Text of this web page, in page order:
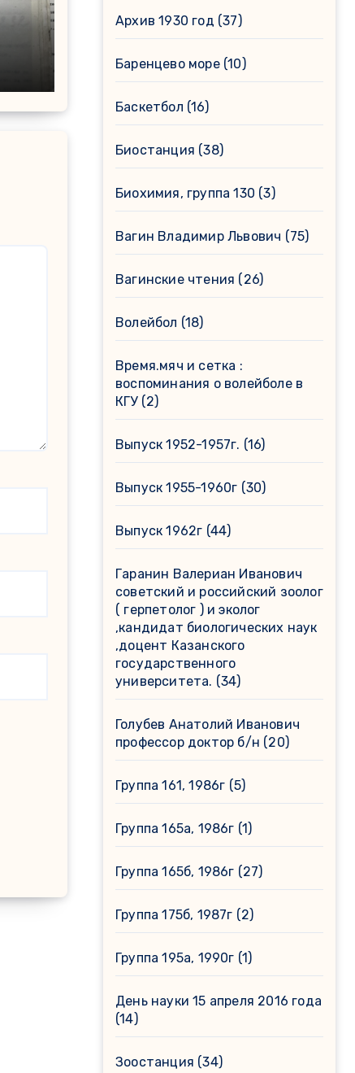
Архив 1930 год (37)
Баренцево море(10)
Баскетбол (16)
Биостанция (38)
Биохимия, группа 130 (3)
Вагин Владимир Львович (75)
Вагинские чтения (26)
Волейбол (18)
Время.мяч и сетка :
воспоминания о волейболе в
КГУ(2)
Выпуск 1952-1957г. (16)
Выпуск 1955-1960г (30)
Выпуск 1962г (44)
Гаранин Валериан Иванович
советский и российский зоолог
( герпетолог ) и эколог
,кандидат биологических наук
,доцент Казанского
государственного
университета. (34)
Голубев Анатолий Иванович
профессор доктор б/н (20)
Группа 161, 1986г (5)
Группа 165а, 1986г (1)
Группа 165б, 1986г (27)
Группа 175б, 1987г (2)
Группа 195а, 1990г (1)
День науки 15 апреля 2016 года
(14)
Зоостанция (34)